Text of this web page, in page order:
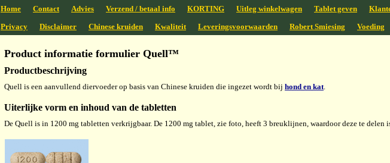
Home Contact Advies Verzend / betaal info KORTING Uitleg winkelwagen Tablet geven
Privacy
Disclaimer Chinese kruiden Kwaliteit Leveringsvoorwaarden Robert Smiesing Voeding
Product informatie formulier Quell™
Productbeschrijving
Quell is een aanvullend diervoeder op basis van Chinese kruiden die ingezet wordt bij hond en kat.
Uiterlijke vorm en inhoud van de tabletten
De Quell is in 1200 mg tabletten verkrijgbaar. De 1200 mg tablet, zie foto, heeft 3 breuklijnen, waardoor deze te delen